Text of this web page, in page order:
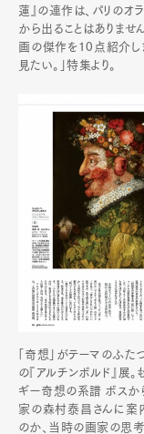
蓮』の連作は、パリのオ
から出ることはありませ
画の傑作を10点紹介し
見たい。」特集より。
「奇想」がテーマのふ
の『アルチンボルド』展
ギー奇想の系譜 ボスから
家の森村泰昌さんに案
のか、当時の画家の思